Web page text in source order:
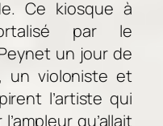
Ce kiosque à
par le
un jour de
un violoniste et
l’artiste qui
qu’allait